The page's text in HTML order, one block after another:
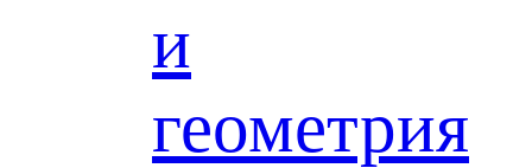
и
геометрия